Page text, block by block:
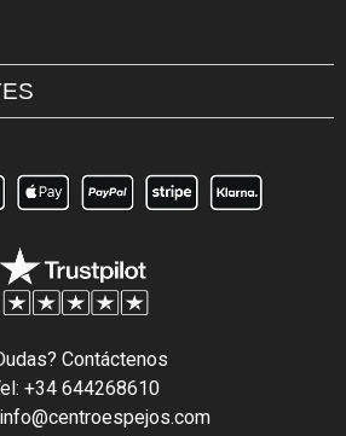
Contáctenos
+34 644268610
info@centroespejos.com